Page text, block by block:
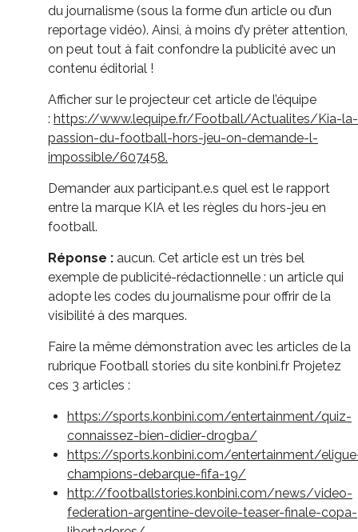
du journalisme (sous la forme d’un article ou d’un
reportage vidéo). Ainsi, à moins d’y prêter attention,
on peut tout à fait confondre la publicité avec un
contenu éditorial !
Afficher sur le projecteur cet article de l’équipe
: https://www.lequipe.fr/Football/Actualites/Kia-la-
passion-du-football-hors-jeu-on-demande-l-
impossible/607458.
Demander aux participant.e.s quel est le rapport
entre la marque KIA et les règles du hors-jeu en
football.
Réponse : aucun. Cet article est un très bel
exemple de publicité-rédactionnelle : un article qui
adopte les codes du journalisme pour offrir de la
visibilité à des marques.
Faire la même démonstration avec les articles de la
rubrique Football stories du site konbini.fr Projetez
ces 3 articles :
https://sports.konbini.com/entertainment/quiz-
connaissez-bien-didier-drogba/
https://sports.konbini.com/entertainment/
champions-debarque-fifa-19/
http://footballstories.konbini.com/news/video-
federation-argentine-devoile-teaser-finale-copa-